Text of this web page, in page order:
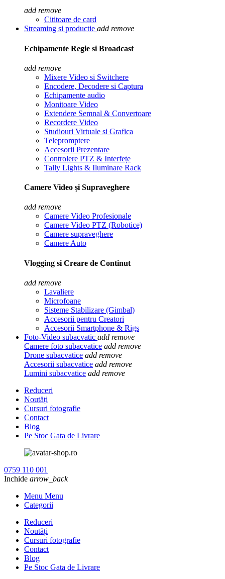
add remove
Cititoare de card
Streaming si productie add remove
Echipamente Regie si Broadcast
add remove
Mixere Video si Switchere
Encodere, Decodere si Captura
Echipamente audio
Monitoare Video
Extendere Semnal & Convertoare
Recordere Video
Studiouri Virtuale si Grafica
Telepromptere
Accesorii Prezentare
Controlere PTZ & Interfețe
Tally Lights & Iluminare Rack
Camere Video și Supraveghere
add remove
Camere Video Profesionale
Camere Video PTZ (Robotice)
Camere supraveghere
Camere Auto
Vlogging si Creare de Continut
add remove
Lavaliere
Microfoane
Sisteme Stabilizare (Gimbal)
Accesorii pentru Creatori
Accesorii Smartphone & Rigs
Foto-Video subacvatic add remove
Camere foto subacvatice add remove
Drone subacvatice add remove
Accesorii subacvatice add remove
Lumini subacvatice add remove
Reduceri
Noutăți
Cursuri fotografie
Contact
Blog
Pe Stoc Gata de Livrare
0759 110 001
Inchide arrow_back
Menu Menu
Categorii
Reduceri
Noutăți
Cursuri fotografie
Contact
Blog
Pe Stoc Gata de Livrare